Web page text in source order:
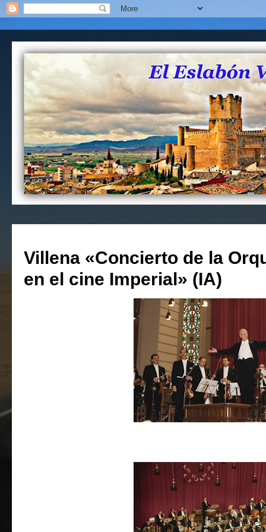
Villena «Concierto de la
en el cine Imperial» (IA)